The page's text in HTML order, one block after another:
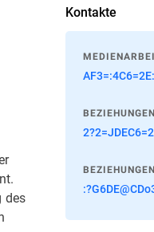
des
Kontakte